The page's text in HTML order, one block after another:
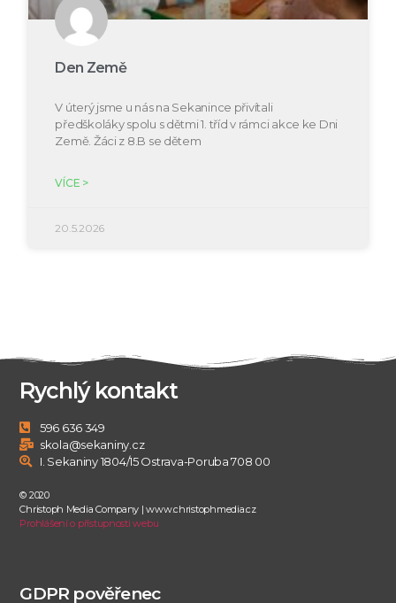
Den Země
V úterý jsme u nás na Sekanince přivítali
předškoláky spolu s dětmi 1. tříd v rámci akce ke Dni
Země. Žáci z 8.B se dětem
VÍCE >
20.5.2026
Rychlý kontakt
596 636 349
skola@sekaniny.cz
I. Sekaniny 1804/15 Ostrava-Poruba 708 00
© 2020
Christoph Media Company | www.christophmedia.cz
Prohlášení o přístupnosti webu
GDPR pověřenec